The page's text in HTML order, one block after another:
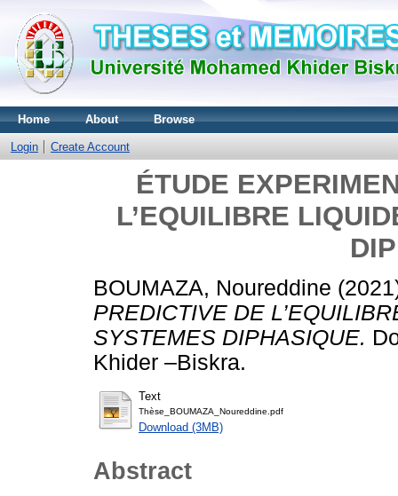
Home About Browse
Login Create Account
ÉTUDE
L’EQUILIBRE
BOUMAZA, Noureddine
PREDICTIVE DE
SYSTEMES DIPHASIQUE.
Khider –Biskra.
Text
Thèse_BOUMAZA_Noureddine.pdf
Download (3MB)
Abstract